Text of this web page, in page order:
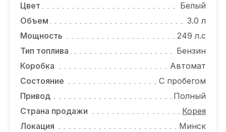
О КОМПАНИИ
КОНТАКТЫ
Цвет
Белый
Объем
3.0 л
Мощность
249 л.с
Тип топлива
Бензин
Коробка
Автомат
Состояние
С пробегом
Привод
Полный
Страна продажи
Корея
Локация
Минск